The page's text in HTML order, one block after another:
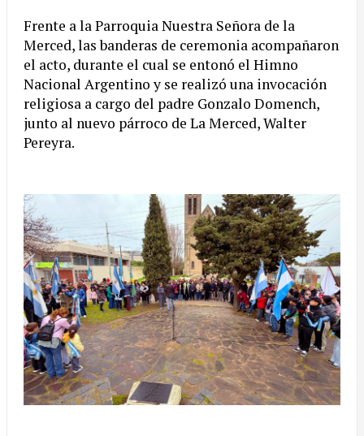
Frente a la Parroquia Nuestra Señora de la
Merced, las banderas de ceremonia acompañaron
el acto, durante el cual se entonó el Himno
Nacional Argentino y se realizó una invocación
religiosa a cargo del padre Gonzalo Domench,
junto al nuevo párroco de La Merced, Walter
Pereyra.